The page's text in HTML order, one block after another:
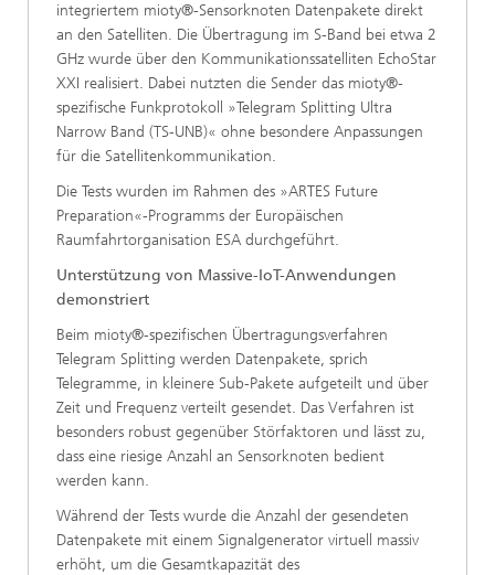
integriertem mioty®-Sensorknoten Datenpakete direkt
an den Satelliten. Die Übertragung im S-Band bei etwa 2
GHz wurde über den Kommunikationssatelliten EchoStar
XXI realisiert. Dabei nutzten die Sender das mioty®-
spezifische Funkprotokoll »Telegram Splitting Ultra
Narrow Band (TS-UNB)« ohne besondere Anpassungen
für die Satellitenkommunikation.
Die Tests wurden im Rahmen des »ARTES Future
Preparation«-Programms der Europäischen
Raumfahrtorganisation ESA durchgeführt.
Unterstützung von Massive-IoT-Anwendungen
demonstriert
Beim mioty®-spezifischen Übertragungsverfahren
Telegram Splitting werden Datenpakete, sprich
Telegramme, in kleinere Sub-Pakete aufgeteilt und über
Zeit und Frequenz verteilt gesendet. Das Verfahren ist
besonders robust gegenüber Störfaktoren und lässt zu,
dass eine riesige Anzahl an Sensorknoten bedient
werden kann.
Während der Tests wurde die Anzahl der gesendeten
Datenpakete mit einem Signalgenerator virtuell massiv
erhöht, um die Gesamtkapazität des